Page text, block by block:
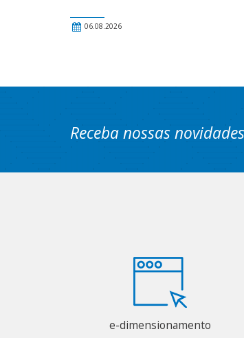
06.08.2026
Receba nossas
e-dimensionamento